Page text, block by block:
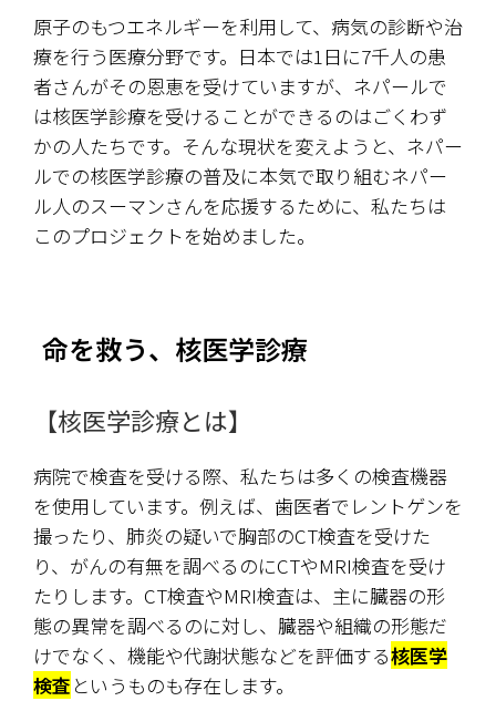
原子のもつエネルギーを利用して、病気の診断や治
療を行う医療分野です。日本では1日に7千人の患
者さんがその恩恵を受けていますが、ネパールで
は核医学診療を受けることができるのはごくわず
かの人たちです。そんな現状を変えようと、ネパー
ルでの核医学診療の普及に本気で取り組むネパー
ル人のスーマンさんを応援するために、私たちは
このプロジェクトを始めました。
命を救う、核医学診療
【核医学診療とは】
病院で検査を受ける際、私たちは多くの検査機器
を使用しています。例えば、歯医者でレントゲンを
撮ったり、肺炎の疑いで胸部のCT検査を受けた
り、がんの有無を調べるのにCTやMRI検査を受け
たりします。CT検査やMRI検査は、主に臓器の形
態の異常を調べるのに対し、臓器や組織の形態だ
けでなく、機能や代謝状態などを評価する核医学
検査 というものも存在します。